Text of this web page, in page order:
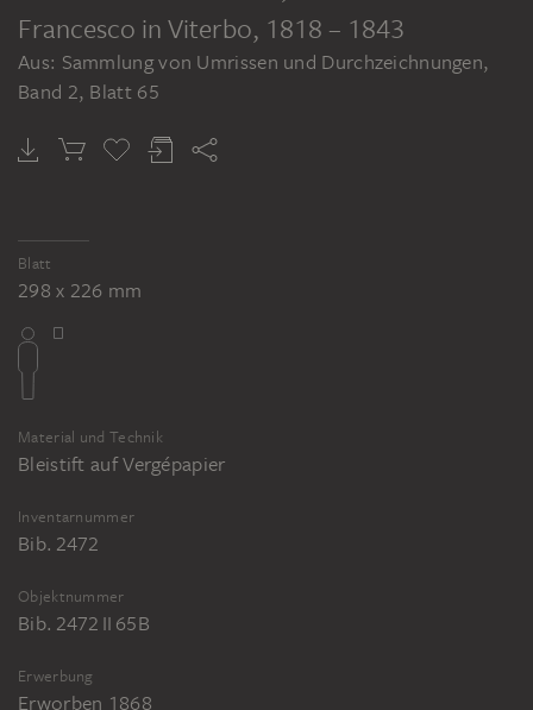
Francesco in Viterbo, 1818 – 1843
Aus: Sammlung von Umrissen und Durchzeichnungen,
Band 2, Blatt 65
Blatt
298 x 226 mm
Material und Technik
Bleistift auf Vergépapier
Inventarnummer
Bib. 2472
Objektnummer
Bib. 2472 II 65B
Erwerbung
Erworben 1868